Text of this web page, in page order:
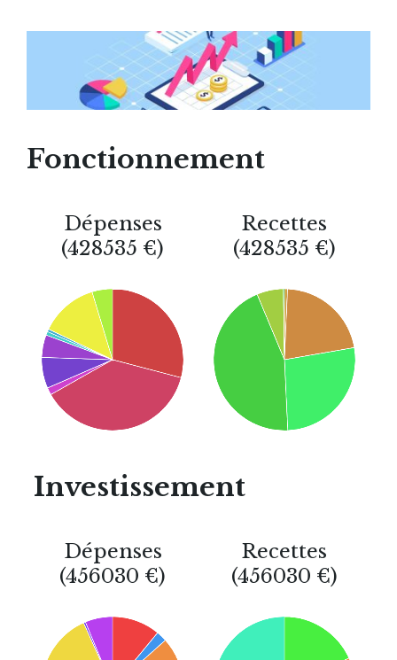
Fonctionnement
Dépenses
(428535 €)
Recettes
(428535 €)
Investissement
Dépenses
(456030 €)
Recettes
(456030 €)